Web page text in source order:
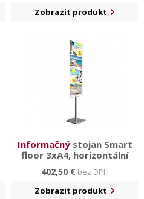
Zobrazit produkt
Informačnýstojan Smart
floor 3xA4, horizontální
402,50 €bez DPH
Zobrazit produkt